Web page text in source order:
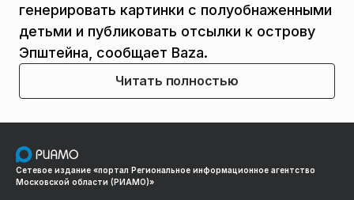
генерировать картинки с полуобнаженными
детьми и публиковать отсылки к острову
Эпштейна, сообщает Baza.
Читать полностью
Сетевое издание «портал Региональное информационное агентство
Московской области (РИАМО)»